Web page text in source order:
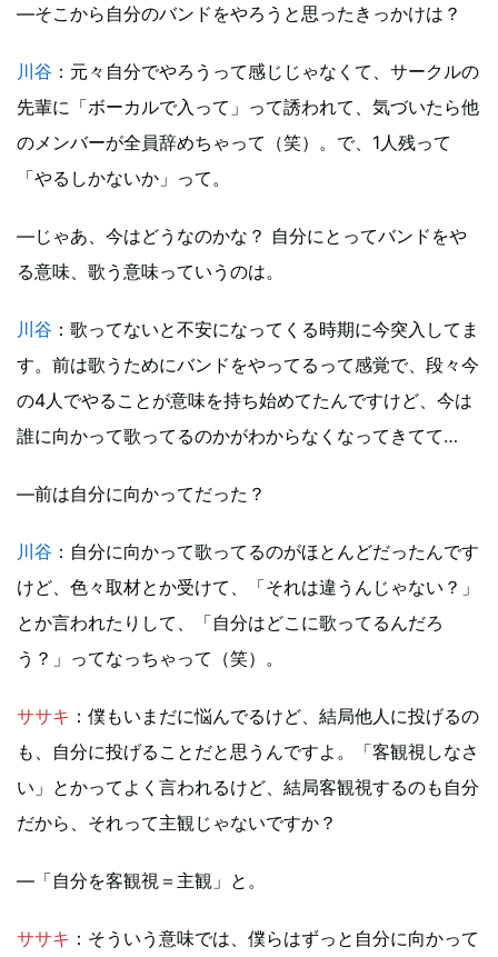
―そこから自分のバンドをやろうと思ったきっかけは？
川谷 ：元々自分でやろうって感じじゃなくて、サークルの
先輩に「ボーカルで入って」って誘われて、気づいたら他
のメンバーが全員辞めちゃって（笑）。で、1人残って
「やるしかないか」って。
―じゃあ、今はどうなのかな？ 自分にとってバンドをや
る意味、歌う意味っていうのは。
川谷 ：歌ってないと不安になってくる時期に今突入してま
す。前は歌うためにバンドをやってるって感覚で、段々今
の4人でやることが意味を持ち始めてたんですけど、今は
誰に向かって歌ってるのかがわからなくなってきてて…
―前は自分に向かってだった？
川谷 ：自分に向かって歌ってるのがほとんどだったんです
けど、色々取材とか受けて、「それは違うんじゃない？」
とか言われたりして、「自分はどこに歌ってるんだろ
う？」ってなっちゃって（笑）。
ササキ ：僕もいまだに悩んでるけど、結局他人に投げるの
も、自分に投げることだと思うんですよ。「客観視しなさ
い」とかってよく言われるけど、結局客観視するのも自分
だから、それって主観じゃないですか？
―「自分を客観視＝主観」と。
ササキ ：そういう意味では、僕らはずっと自分に向かって